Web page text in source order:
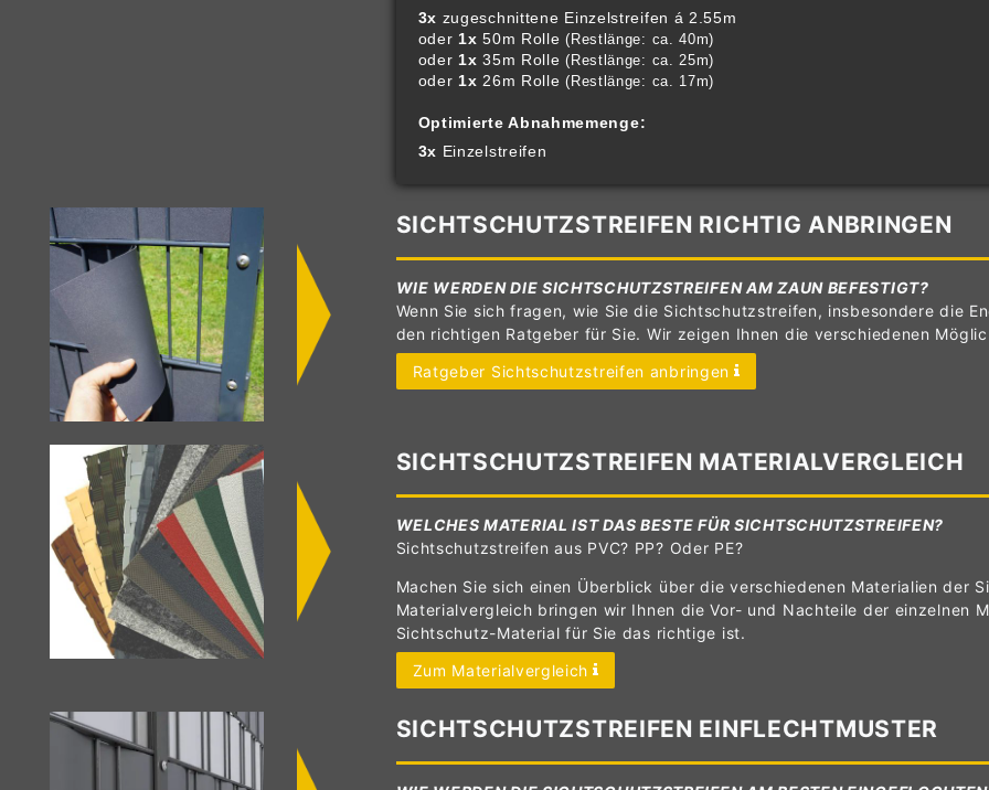
3x zugeschnittene Einzelstreifen á 2.55m
oder 1x 50m Rolle(Restlänge: ca. 40m)
oder 1x 35m Rolle(Restlänge: ca. 25m)
oder 1x 26m Rolle(Restlänge: ca. 17m)
Optimierte Abnahmemenge:
3x Einzelstreifen
SICHTSCHUTZSTREIFEN RICHTIG ANBRINGEN
WIE WERDEN DIE SICHTSCHUTZSTREIFEN AM ZAUN BEFESTIGT?
Wenn Sie sich fragen, wie Sie die Sichtschutzstreifen, insbesondere die
den richtigen Ratgeber für Sie. Wir zeigen Ihnen die verschiedenen
Ratgeber Sichtschutzstreifen anbringen
SICHTSCHUTZSTREIFEN MATERIALVERGLEICH
WELCHES MATERIAL IST DAS BESTE FÜR SICHTSCHUTZSTREIFEN?
Sichtschutzstreifen aus PVC? PP? Oder PE?
Machen Sie sich einen Überblick über die verschiedenen Materialien der
Materialvergleich bringen wir Ihnen die Vor- und Nachteile der einzelnen
Sichtschutz-Material für Sie das richtige ist.
Zum Materialvergleich
SICHTSCHUTZSTREIFEN EINFLECHTMUSTER